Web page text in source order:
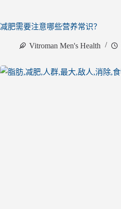
减肥需要注意哪些营养常识？
Vitroman Men's Health